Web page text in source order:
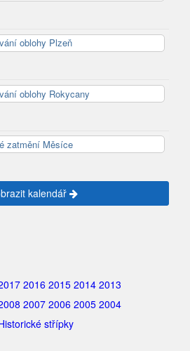
oblohy Plzeň
oblohy Rokycany
zatmění Měsíce
kalendář
2016 2015 2014 2013
2007 2006 2005 2004
střípky